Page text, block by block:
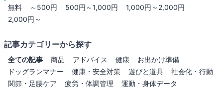
無料
～500円 500円～1,000円
1,000円～2,000円
2,000円～
記事カテゴリーから探す
全ての記事 商品 アドバイス 健康
お出かけ準備
ドッグランマナー
健康・安全対策 遊びと道具
社会化・行動
関節・足腰ケア
疲労・体調管理 運動・身体データ